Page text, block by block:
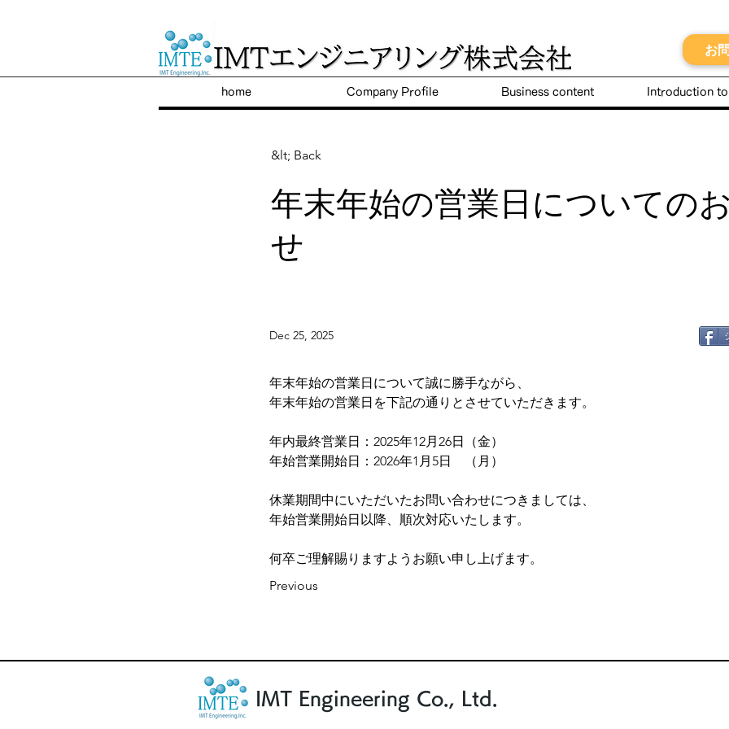
お
home Company Profile Business content Introduction
&lt; Back
年末年始の営業日についての
せ
Dec 25, 2025
年末年始の営業日について誠に勝手ながら、
年末年始の営業日を下記の通りとさせていただきます。
年内最終営業日：2025年12月26日（金）
年始営業開始日：2026年1月5日    （月）
休業期間中にいただいたお問い合わせにつきましては、
年始営業開始日以降、順次対応いたします。
何卒ご理解賜りますようお願い申し上げます。
Previous
IMT Engineering Co., Ltd.